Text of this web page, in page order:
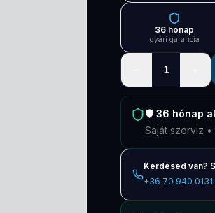
36 hónap
gyári garancia
1
🛡️36 hónap
Saját szerviz •
Kérdésed van?
+36 70 940 0131